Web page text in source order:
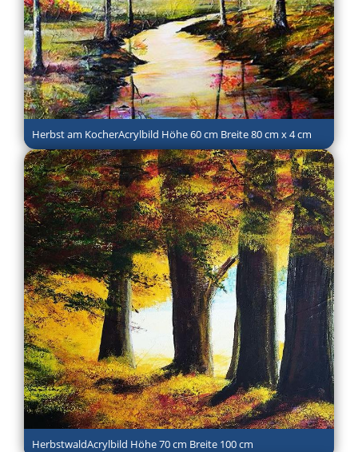
Herbst am KocherAcrylbild Höhe 60 cm Breite 80 cm x 4 cm
HerbstwaldAcrylbild Höhe 70 cm Breite 100 cm